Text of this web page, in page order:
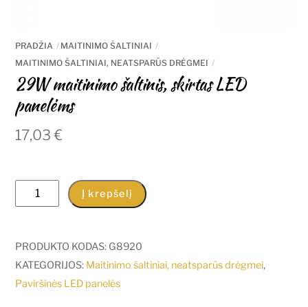
PRADŽIA
MAITINIMO ŠALTINIAI
MAITINIMO ŠALTINIAI, NEATSPARŪS DRĖGMEI
29W maitinimo šaltinis, skirtas LED
panelėms
17,03€
produkto
kiekis:
maitinimo
šaltinis,
skirtas
Į krepšelį
PRODUKTO KODAS: G8920
KATEGORIJOS: Maitinimo šaltiniai, neatsparūs drėgmei,
Paviršinės LED panelės